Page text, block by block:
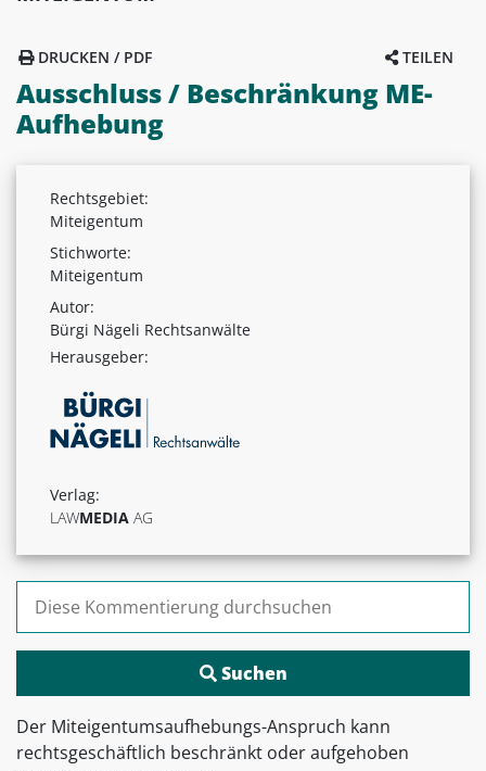
TEILEN
DRUCKEN / PDF
Ausschluss / Beschränkung ME-
Aufhebung
Rechtsgebiet:
Miteigentum
Stichworte:
Miteigentum
Autor:
Bürgi Nägeli Rechtsanwälte
Herausgeber:
Verlag:
LAWMEDIA AG
Suchen nach:
Der Miteigentumsaufhebungs-Anspruch kann
rechtsgeschäftlich beschränkt oder aufgehoben